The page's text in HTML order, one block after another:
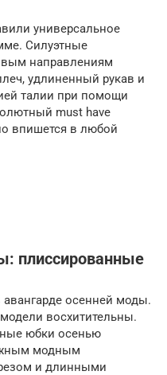
универсальное
Силуэтные
направлениям
удлиненный рукав и
талии при помощи
must have
впишется в любой
плиссированные
осенней моды.
восхитительны.
юбки осенью
модным
и длинными